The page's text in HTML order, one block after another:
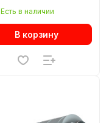
Есть в наличии
В корзину